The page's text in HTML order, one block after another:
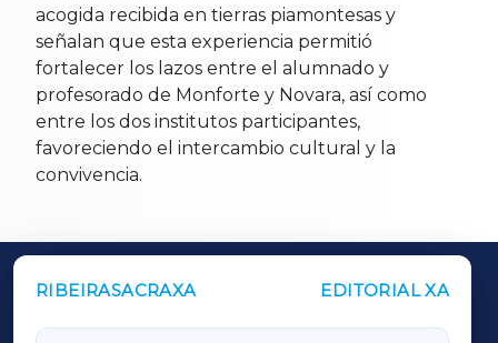
acogida recibida en tierras piamontesas y
señalan que esta experiencia permitió
fortalecer los lazos entre el alumnado y
profesorado de Monforte y Novara, así como
entre los dos institutos participantes,
favoreciendo el intercambio cultural y la
convivencia.
RIBEIRASACRAXA EDITORIAL XA
OUTROS PERIÓDICOS